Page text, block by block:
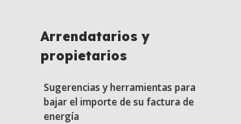
Arrendatarios y
propietarios
Sugerencias y herramientas para
bajar el importe de su factura de
energía